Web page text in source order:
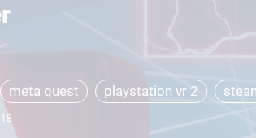
meta quest playstation vr 2